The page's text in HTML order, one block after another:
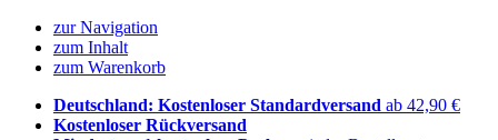
zur Navigation
zum Inhalt
zum Warenkorb
Deutschland: Kostenloser Standardversand ab 42,90 €
Kostenloser Rückversand